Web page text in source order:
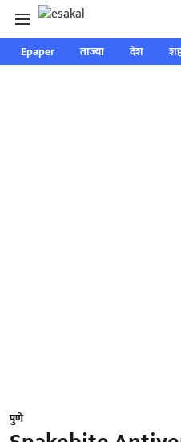
Epaper ताज्या देश
पुणे